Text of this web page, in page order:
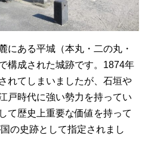
にある平城（本丸・二の丸・
構成された城跡です。1874年
れてしまいましたが、石垣や
戸時代に強い勢力を持ってい
て歴史上重要な価値を持って
の史跡として指定されまし